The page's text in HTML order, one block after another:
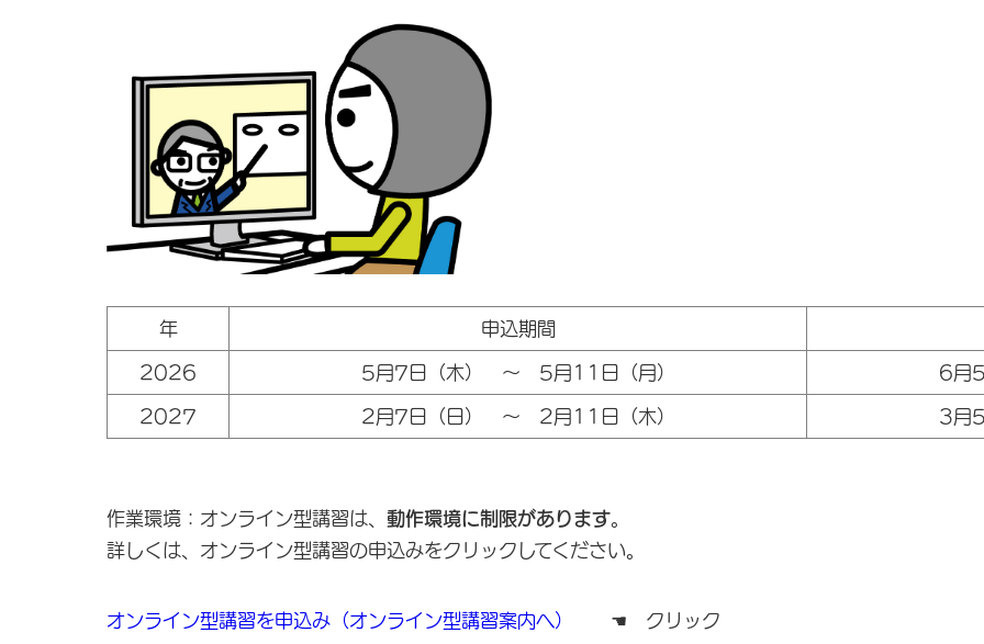
年 申込期間
2026 5月7日（木） ～ 5月11日（月） 6月
2027 2月7日（日） ～ 2月11日（木） 3月
作業環境：オンライン型講習は、 動作環境に制限があります。
詳しくは、オンライン型講習の申込みをクリックしてください。
オンライン型講習を申込み（オンライン型講習案内へ） ☚ クリック